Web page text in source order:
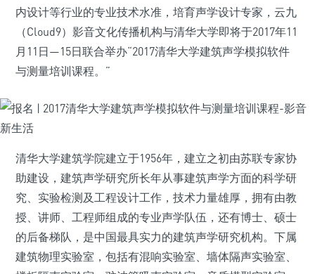
内设计等行业的专业技术水准，培育声学设计专家，云九
（Cloud9）影音文化传播机构与清华大学即将于2017年11
月11日—15日联合举办“2017清华大学建筑声学模拟软件
与测量培训课程。”
清华大学建筑学院建立于1956年，建立之初由苏联专家协
助建设，建筑声学研究所长年从事建筑声学方面的科学研
究、实验检测及工程设计工作，技术力量雄厚，拥有由教
授、讲师、工程师组成的专业声学队伍，还有博士、硕士
的后备梯队，是中国最具实力的建筑声学研究机构。下属
建筑物理实验室，包括有混响实验室、墙体隔声实验室、